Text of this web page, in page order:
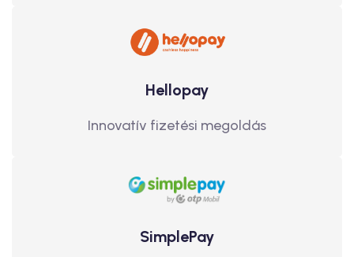
Hellopay
Innovatív fizetési megoldás
SimplePay